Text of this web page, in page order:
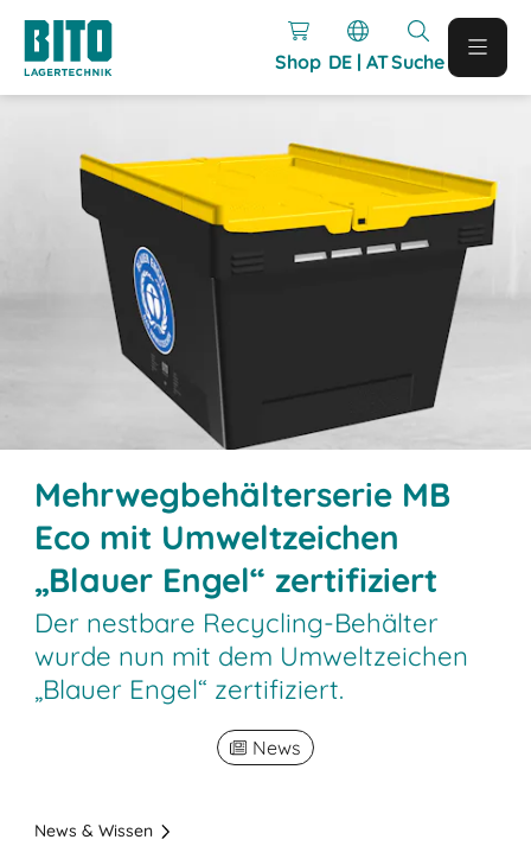
Shop DE | ATSuche
Mehrwegbehälterserie MB
Eco mit Umweltzeichen
„Blauer Engel“ zertifiziert
Der nestbare Recycling-Behälter
wurde nun mit dem Umweltzeichen
„Blauer Engel“ zertifiziert.
News
News & Wissen